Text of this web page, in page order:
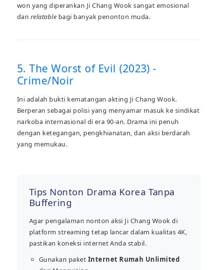
won yang diperankan Ji Chang Wook sangat emosional
dan relatable bagi banyak penonton muda.
5. The Worst of Evil (2023) -
Crime/Noir
Ini adalah bukti kematangan akting Ji Chang Wook.
Berperan sebagai polisi yang menyamar masuk ke sindikat
narkoba internasional di era 90-an. Drama ini penuh
dengan ketegangan, pengkhianatan, dan aksi berdarah
yang memukau.
Tips Nonton Drama Korea Tanpa
Buffering
Agar pengalaman nonton aksi Ji Chang Wook di
platform streaming tetap lancar dalam kualitas 4K,
pastikan koneksi internet Anda stabil.
Gunakan paket Internet Rumah Unlimited